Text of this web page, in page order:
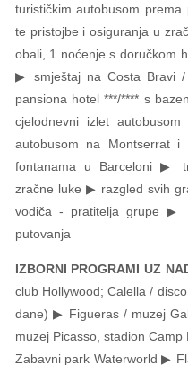
turističkim autobusom
te pristojbe i osiguranja u
obali, 1 noćenje s doručkom
▶ smještaj na Costa Bravi
pansiona hotel ***/**** s
cjelodnevni izlet
autobusom na Montserrat
fontanama u Barceloni ▶
zračne luke ▶ razgled svih
vodiča - pratitelja grupe ▶
putovanja
IZBORNI PROGRAMI UZ
club Hollywood; Calella /
dane) ▶ Figueras / muzej
muzej Picasso, stadion
Zabavni park Waterworld ▶